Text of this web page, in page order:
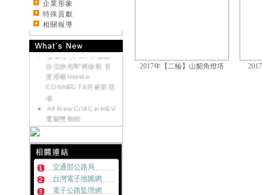
企業形象
特殊貢獻
相關報導
交車送您精美好禮~
《好康大聲公-汽車》
禮
全新世代 CR-V 優雅
自信旅程即將啟航 首
度搭載Honda
CONNECT 8月嶄新登
場
All-New CIVIC e:HEV
電驅雙動能
《好康大聲公-汽車》
禮
《好康大聲公》滿額
好禮送一波~邀請您回
《好康大聲公-汽車》
交通部公路局
台灣電子地圖網
電子公路監理網
2017年【二輪】山貂角燈塔